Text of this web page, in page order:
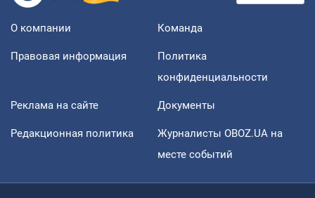
О компании Команда
Правовая информация
Политика
конфиденциальности
Реклама на сайте Документы
Редакционная политика
Журналисты OBOZ.UA на
месте событий